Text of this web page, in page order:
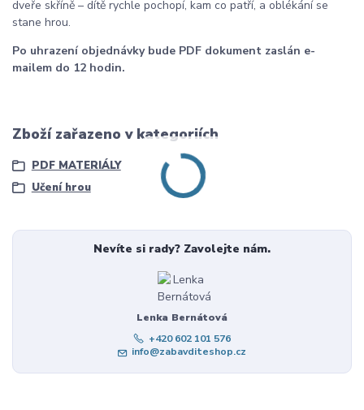
dveře skříně – dítě rychle pochopí, kam co patří, a oblékání se
stane hrou.
Po uhrazení objednávky bude PDF dokument zaslán e-
mailem do 12 hodin.
Zboží zařazeno v kategoriích
PDF MATERIÁLY
Učení hrou
Nevíte si rady? Zavolejte nám.
Lenka Bernátová
+420 602 101 576
info@zabavditeshop.cz